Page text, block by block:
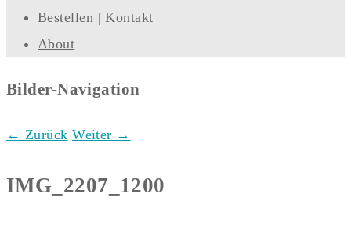
Bestellen | Kontakt
About
Bilder-Navigation
← Zurück Weiter →
IMG_2207_1200